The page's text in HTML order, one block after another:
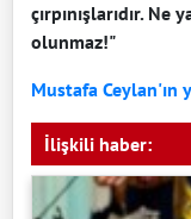
çırpınışlarıdır.
olunmaz!"
Mustafa Ceylan'ın
İlişkili haber: